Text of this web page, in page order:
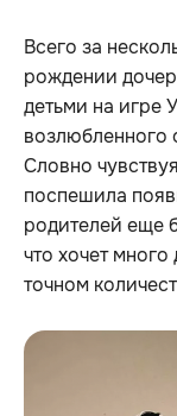
Всего за
рождении
детьми на игре
возлюбленного
Словно
поспешила
родителей еще
что хочет
точном